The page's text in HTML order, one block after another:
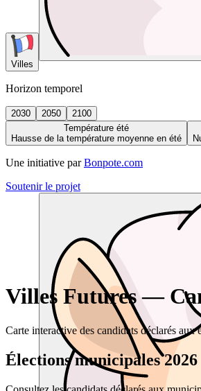
Villes
Horizon temporel
2030 2050
2100
Température été
Hausse de la température moyenne en été
Une initiative par Bonpote.com
Soutenir le projet
Villes Futures —
Carte interactive des candidats déclarés
Élections municipales 2026